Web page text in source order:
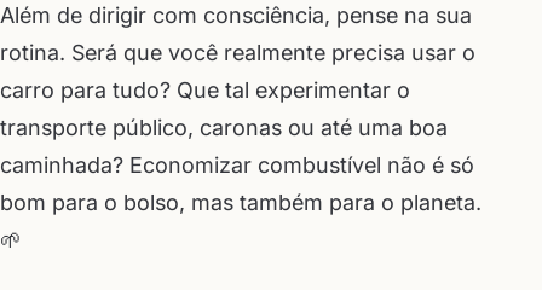
Além de dirigir com consciência, pense na sua
rotina. Será que você realmente precisa usar o
carro para tudo? Que tal experimentar o
transporte público, caronas ou até uma boa
caminhada? Economizar combustível não é só
bom para o bolso, mas também para o planeta.
🌱